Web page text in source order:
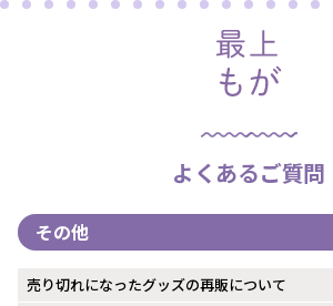
よくあるご質問
その他
売り切れになったグッズの再販について